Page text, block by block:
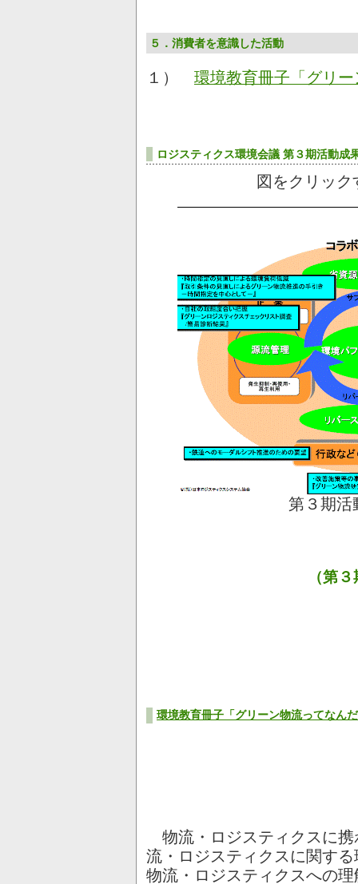
５ ．消費者を意識した活動
１） 環境教育冊子「グリ
ロジスティクス環境会議 第３期活動成
図をクリッ
第３期活
（第
環境教育冊子「グリーン物流ってなん
物流・ロジスティクスに携
流・ロジスティクスに関す
物流・ロジスティクスへの